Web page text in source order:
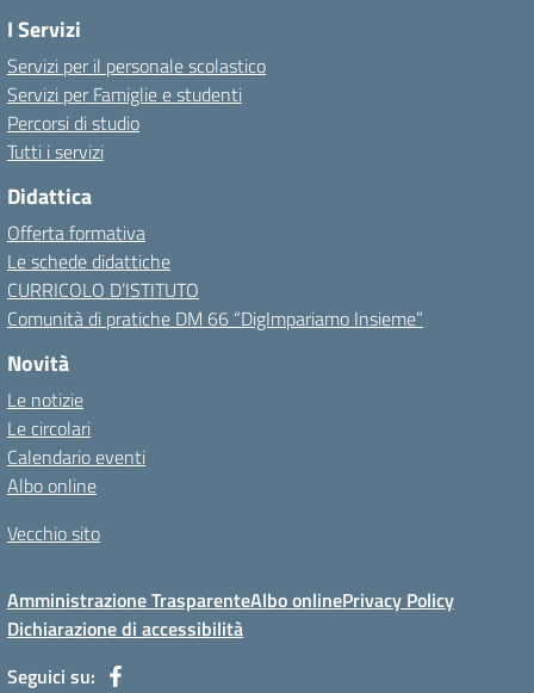
I Servizi
Servizi per il personale scolastico
Servizi per Famiglie e studenti
Percorsi di studio
Tutti i servizi
Didattica
Offerta formativa
Le schede didattiche
CURRICOLO D’ISTITUTO
Comunità di pratiche DM 66 “DigImpariamo Insieme”
Novità
Le notizie
Le circolari
Calendario eventi
Albo online
Vecchio sito
Amministrazione TrasparenteAlbo onlinePrivacy Policy
Dichiarazione di accessibilità
Seguici su: